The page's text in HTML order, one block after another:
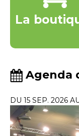
La
Agenda
DU 15 SEP. 2026